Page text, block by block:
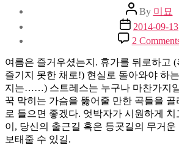
Post
author
By 미묘
Post
date
2014-09-13
2
여름은 즐거우셨는지. 휴가를 뒤로하고
즐기지 못한 채로!) 현실로 돌아와야 하
지는……) 스트레스는 누구나 마찬가지
꾹 막히는 가슴을 뚫어줄 만한 곡들을 골
로 들으면 좋겠다. 엇박자가 시원하게
이, 당신의 출근길 혹은 등굣길의 무거
보태줄 수 있길.